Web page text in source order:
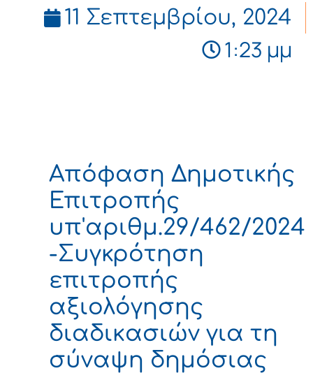
11 Σεπτεμβρίου, 2024
1:23 μμ
Απόφαση Δημοτικής
Επιτροπής
υπ'αριθμ.29/462/2024
-Συγκρότηση
επιτροπής
αξιολόγησης
διαδικασιών για τη
σύναψη δημόσιας